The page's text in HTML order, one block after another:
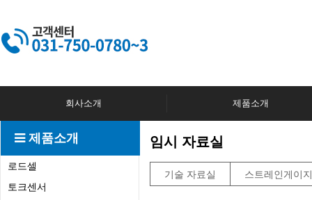
회사소개 제품소개
제품소개
로드셀
토크센서
임시 자료실
기술 자료실 스트레인게이